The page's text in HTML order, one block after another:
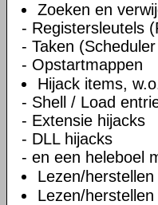
Zoeken en
- Registersleutels
- Taken
- Opstartmappen
Hijack items,
- Shell / Load
- Extensie hijacks
- DLL hijacks
- en een heleboel
Lezen/
Lezen/